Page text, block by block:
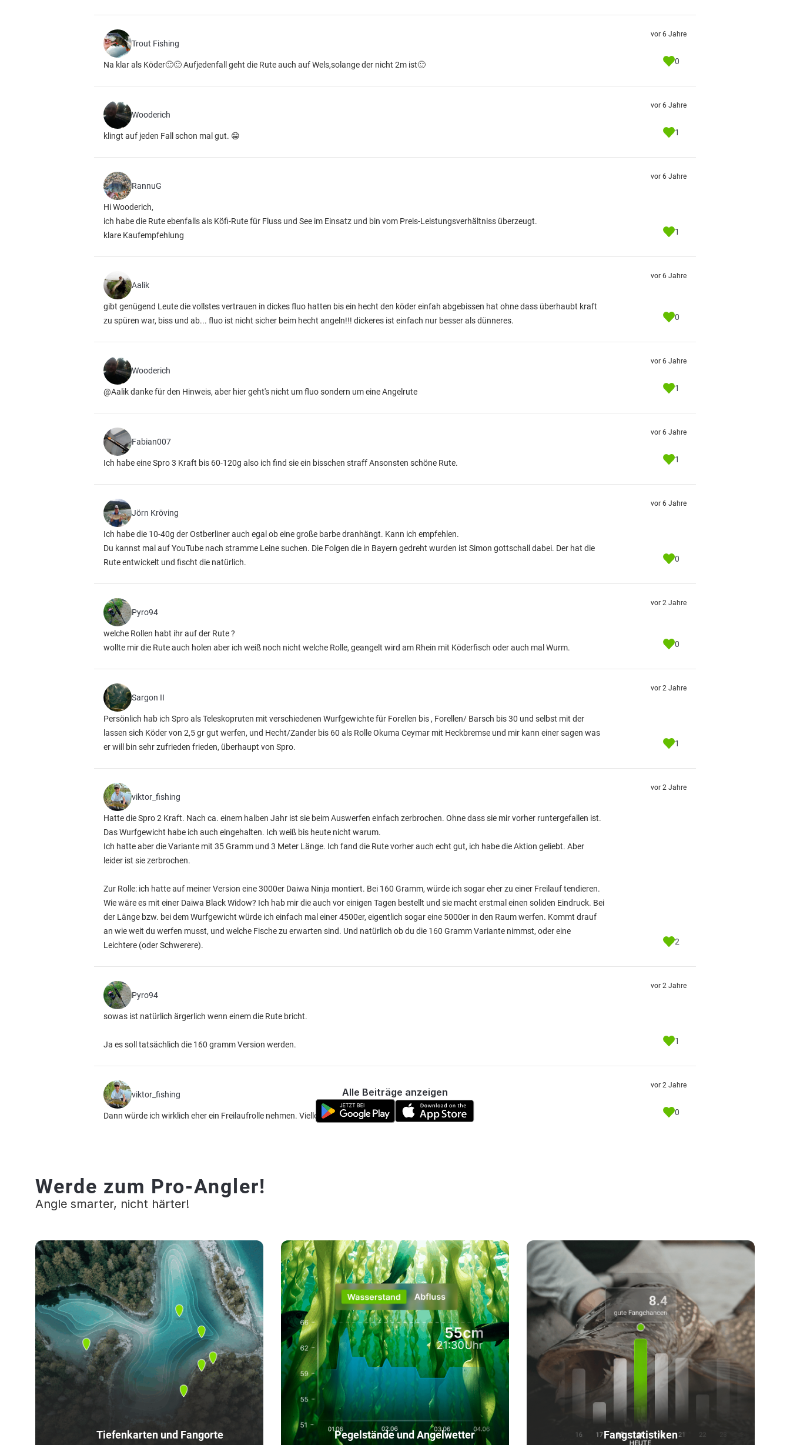
Trout Fishing
Na klar als Köder🙂🙂 Aufjedenfall geht die Rute auch auf Wels,solange der nicht 2m ist🙂
vor 6 Jahre
0
Wooderich
klingt auf jeden Fall schon mal gut. 😁
vor 6 Jahre
1
RannuG
Hi Wooderich,
ich habe die Rute ebenfalls als Köfi-Rute für Fluss und See im Einsatz und bin vom Preis-Leistungsverhältniss überzeugt.
klare Kaufempfehlung
vor 6 Jahre
1
Aalik
gibt genügend Leute die vollstes vertrauen in dickes fluo hatten bis ein hecht den köder einfah abgebissen hat ohne dass überhaubt kraft
zu spüren war, biss und ab... fluo ist nicht sicher beim hecht angeln!!! dickeres ist einfach nur besser als dünneres.
vor 6 Jahre
0
Wooderich
@Aalik danke für den Hinweis, aber hier geht's nicht um fluo sondern um eine Angelrute
vor 6 Jahre
1
Fabian007
Ich habe eine Spro 3 Kraft bis 60-120g also ich find sie ein bisschen straff Ansonsten schöne Rute.
vor 6 Jahre
1
Jörn Kröving
Ich habe die 10-40g der Ostberliner auch egal ob eine große barbe dranhängt. Kann ich empfehlen.
Du kannst mal auf YouTube nach stramme Leine suchen. Die Folgen die in Bayern gedreht wurden ist Simon gottschall dabei. Der hat die
Rute entwickelt und fischt die natürlich.
vor 6 Jahre
0
Pyro94
welche Rollen habt ihr auf der Rute ?
wollte mir die Rute auch holen aber ich weiß noch nicht welche Rolle, geangelt wird am Rhein mit Köderfisch oder auch mal Wurm.
vor 2 Jahre
0
Sargon II
Persönlich hab ich Spro als Teleskopruten mit verschiedenen Wurfgewichte für Forellen bis , Forellen/ Barsch bis 30 und selbst mit der
lassen sich Köder von 2,5 gr gut werfen, und Hecht/Zander bis 60 als Rolle Okuma Ceymar mit Heckbremse und mir kann einer sagen was
er will bin sehr zufrieden frieden, überhaupt von Spro.
vor 2 Jahre
1
viktor_fishing
Hatte die Spro 2 Kraft. Nach ca. einem halben Jahr ist sie beim Auswerfen einfach zerbrochen. Ohne dass sie mir vorher runtergefallen ist.
Das Wurfgewicht habe ich auch eingehalten. Ich weiß bis heute nicht warum.
Ich hatte aber die Variante mit 35 Gramm und 3 Meter Länge. Ich fand die Rute vorher auch echt gut, ich habe die Aktion geliebt. Aber
leider ist sie zerbrochen.
Zur Rolle: ich hatte auf meiner Version eine 3000er Daiwa Ninja montiert. Bei 160 Gramm, würde ich sogar eher zu einer Freilauf tendieren.
Wie wäre es mit einer Daiwa Black Widow? Ich hab mir die auch vor einigen Tagen bestellt und sie macht erstmal einen soliden Eindruck. Bei
der Länge bzw. bei dem Wurfgewicht würde ich einfach mal einer 4500er, eigentlich sogar eine 5000er in den Raum werfen. Kommt drauf
an wie weit du werfen musst, und welche Fische zu erwarten sind. Und natürlich ob du die 160 Gramm Variante nimmst, oder eine
Leichtere (oder Schwerere).
vor 2 Jahre
2
Pyro94
sowas ist natürlich ärgerlich wenn einem die Rute bricht.
Ja es soll tatsächlich die 160 gramm Version werden.
vor 2 Jahre
1
viktor_fishing
Dann würde ich wirklich eher ein Freilaufrolle nehmen. Vielleicht so eine 5000er.
vor 2 Jahre
0
Alle Beiträge anzeigen
Werde zum Pro-Angler!
Angle smarter, nicht härter!
Tiefenkarten und Fangorte Pegelstände und Angelwetter Fangstatistiken